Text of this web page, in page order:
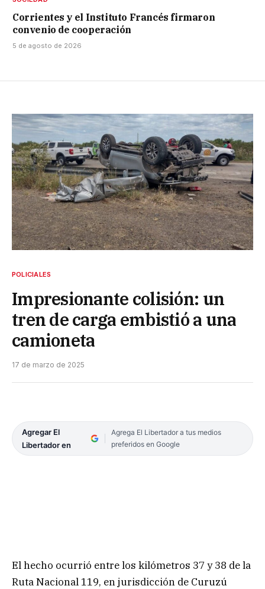
Corrientes y el Instituto Francés firmaron
convenio de cooperación
5 de agosto de 2026
POLICIALES
Impresionante colisión: un
tren de carga embistió a una
camioneta
17 de marzo de 2025
Agregar El
Libertador en
Agrega El Libertador a tus medios
preferidos en Google
El hecho ocurrió entre los kilómetros 37 y 38 de la
Ruta Nacional 119, en jurisdicción de Curuzú